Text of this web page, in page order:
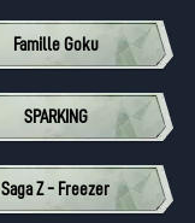
Famille Goku
SPARKING
Saga Z - Freezer